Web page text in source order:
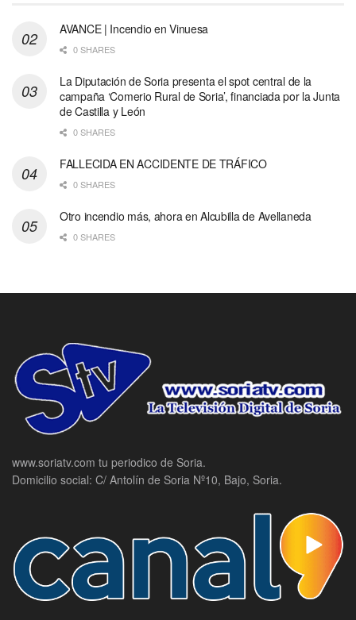
AVANCE | Incendio en Vinuesa
0 SHARES
La Diputación de Soria presenta el spot central de la
campaña ‘Comerio Rural de Soria’, financiada por la Junta
de Castilla y León
0 SHARES
FALLECIDA EN ACCIDENTE DE TRÁFICO
0 SHARES
Otro incendio más, ahora en Alcubilla de Avellaneda
0 SHARES
www.soriatv.com tu periodico de Soria.
Domicilio social: C/ Antolín de Soria Nº10, Bajo, Soria.